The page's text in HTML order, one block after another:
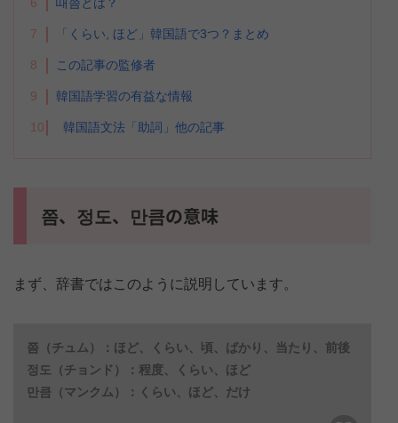
6 때쯤とは？
7 「くらい, ほど」韓国語で3つ？まとめ
8 この記事の監修者
9 韓国語学習の有益な情報
10 韓国語文法「助詞」他の記事
쯤、정도、만큼の意味
まず、辞書ではこのように説明しています。
쯤（チュム）：ほど、くらい、頃、ばかり、当たり、前後
정도（チョンド）：程度、くらい、ほど
만큼（マンクム）：くらい、ほど、だけ